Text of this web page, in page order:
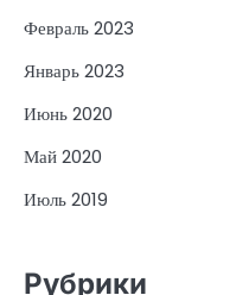
Февраль 2023
Январь 2023
Июнь 2020
Май 2020
Июль 2019
Рубрики